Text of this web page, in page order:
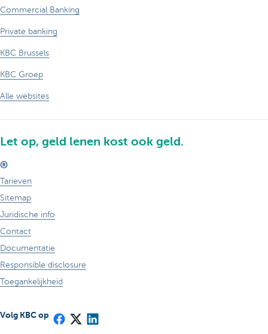
Commercial Banking
Private banking
KBC Brussels
KBC Groep
Alle websites
Let op, geld lenen kost ook geld.
®
Tarieven
Sitemap
Juridische info
Contact
Documentatie
Responsible disclosure
Toegankelijkheid
Volg KBC op